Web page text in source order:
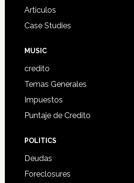
Articulos
Case Studies
MUSIC
credito
Temas Generales
Impuestos
Puntaje de Credito
POLITICS
Deudas
Foreclosures